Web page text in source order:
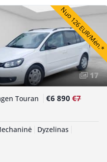
Nuo 126 EUR/Mėn.*
17
Touran €6 890 €7
Dyzelinas